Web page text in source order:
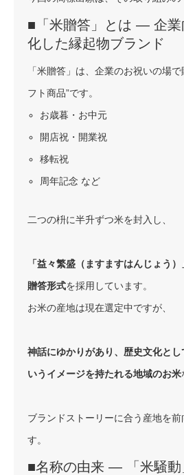
■「米贈答」とは ― 企業
化した縁起物ブランド
「米贈答」は、企業のお祝いの場
フト商品”です。
お歳暮・お中元
開店祝・開業祝
移転祝
周年記念 など
二つの枡に半升ずつ米を封入し、
「益々繁盛（ますますはんじょう
贈答形式を採用しています。
お米の産地は現在選定中ですが、
神話にゆかりがあり、歴史文化とし
いうイメージを持たれる地域のお米
ブランドストーリーに合う産地を前
す。
■名称の由来 ― 「米騒動